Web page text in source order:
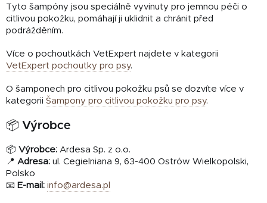
Tyto šampóny jsou speciálně vyvinuty pro jemnou péči o
citlivou pokožku, pomáhají ji uklidnit a chránit před
podrážděním.
Více o pochoutkách VetExpert najdete v kategorii
VetExpert pochoutky pro psy.
O šamponech pro citlivou pokožku psů se dozvíte více v
kategorii Šampony pro citlivou pokožku pro psy.
📦 Výrobce
📦 Výrobce: Ardesa Sp. z o.o.
📍 Adresa: ul. Cegielniana 9, 63-400 Ostrów Wielkopolski,
Polsko
📧 E-mail: info@ardesa.pl